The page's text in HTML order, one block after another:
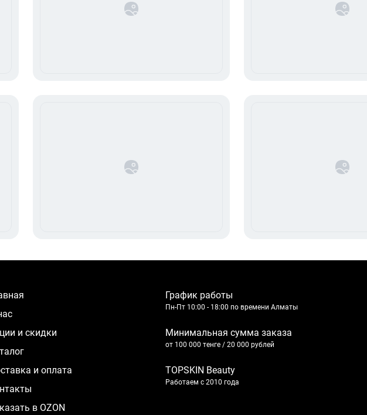
нас
и скидки
и оплата
в OZON
График работы
Пн-Пт 10:00 - 18:00 по времени Алматы
Минимальная сумма заказа
от 100 000 тенге / 20 000 рублей
TOPSKIN Beauty
Работаем с 2010 года